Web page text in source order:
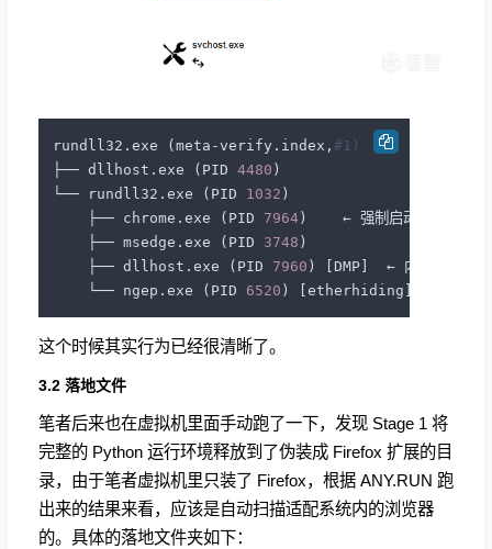
rundll32.exe (meta-verify.index,#1)
├── dllhost.exe (PID 4480)
└── rundll32.exe (PID 1032)
    ├── chrome.exe (PID
7964)    ← 强制启动浏览器提取
    ├── msedge.exe (PID
3748)
    ├── dllhost.exe (PID
7960) [DMP]  ← 内存转储
    └── ngep.exe (PID
6520
这个时候其实行为已经很清晰了。
3.2 落地文件
笔者后来也在虚拟机里面手动跑了一下，发现 Stage 1 将
完整的 Python 运行环境释放到了伪装成 Firefox 扩展的目
录，由于笔者虚拟机里只装了 Firefox，根据 ANY.RUN 跑
出来的结果来看，应该是自动扫描适配系统内的浏览器
的。具体的落地文件夹如下：